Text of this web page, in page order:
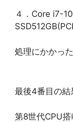
４．Core i7-
処理にかかっ
最後4番目の結
第8世代CPU